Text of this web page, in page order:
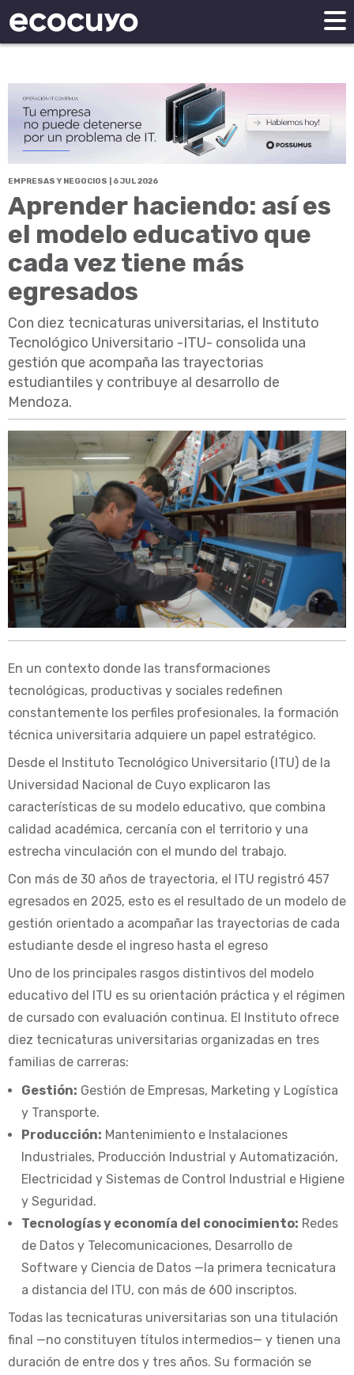
EMPRESAS Y NEGOCIOS | 6 JUL 2026
Aprender haciendo: así es
el modelo educativo que
cada vez tiene más
egresados
Con diez tecnicaturas universitarias, el Instituto
Tecnológico Universitario -ITU- consolida una
gestión que acompaña las trayectorias
estudiantiles y contribuye al desarrollo de
Mendoza.
En un contexto donde las transformaciones
tecnológicas, productivas y sociales redefinen
constantemente los perfiles profesionales, la formación
técnica universitaria adquiere un papel estratégico.
Desde el Instituto Tecnológico Universitario (ITU) de la
Universidad Nacional de Cuyo explicaron las
características de su modelo educativo, que combina
calidad académica, cercanía con el territorio y una
estrecha vinculación con el mundo del trabajo.
Con más de 30 años de trayectoria, el ITU registró 457
egresados en 2025, esto es el resultado de un modelo de
gestión orientado a acompañar las trayectorias de cada
estudiante desde el ingreso hasta el egreso
Uno de los principales rasgos distintivos del modelo
educativo del ITU es su orientación práctica y el régimen
de cursado con evaluación continua. El Instituto ofrece
diez tecnicaturas universitarias organizadas en tres
familias de carreras:
Gestión: Gestión de Empresas, Marketing y Logística
y Transporte.
Producción: Mantenimiento e Instalaciones
Industriales, Producción Industrial y Automatización,
Electricidad y Sistemas de Control Industrial e Higiene
y Seguridad.
Tecnologías y economía del conocimiento: Redes
de Datos y Telecomunicaciones, Desarrollo de
Software y Ciencia de Datos —la primera tecnicatura
a distancia del ITU, con más de 600 inscriptos.
Todas las tecnicaturas universitarias son una titulación
final —no constituyen títulos intermedios— y tienen una
duración de entre dos y tres años. Su formación se